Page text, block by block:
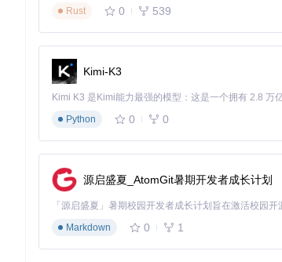
选择目标macOS版本（支持最新Tahoe 26）
📌新手建议
获取匹配的内核扩展
应用优化设置
生成可启动的EFI文件
Rust
0 539
Kimi-K3
Python
0 0
源启盛夏_AtomGit暑期开发者成长计划
Markdown
0 1